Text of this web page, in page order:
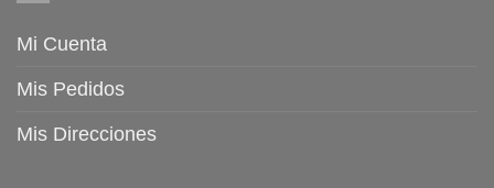
Mi Cuenta
Mis Pedidos
Mis Direcciones